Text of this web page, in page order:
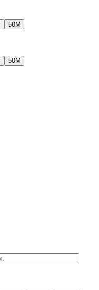
50M
50M